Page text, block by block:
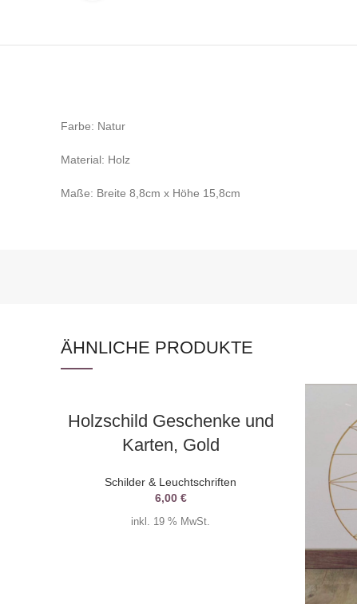
Farbe: Natur
Material: Holz
Maße: Breite 8,8cm x Höhe 15,8cm
ÄHNLICHE PRODUKTE
Holzschild Geschenke und
Karten, Gold
Schilder & Leuchtschriften
6,00 €
inkl. 19 % MwSt.